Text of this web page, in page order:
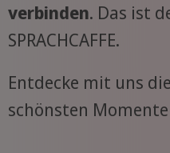
verbinden. Das ist
SPRACHCAFFE.
Entdecke mit uns
schönsten